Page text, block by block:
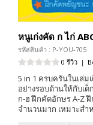
หนูเก่งคัด ก ไก่
รหัสสินค้า : P-YOU-705
0 รีวิว |
5 in 1 ครบครันในเล่
อย่างรอบด้านให้กับเ
ก-ฮ ฝึกคัดอักษร A-Z
จำนวนมาก เหมาะสำ